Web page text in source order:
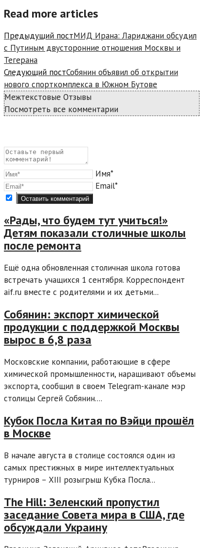
Read more articles
Предыдущий постМИД Ирана: Лариджани обсудил
с Путиным двусторонние отношения Москвы и
Тегерана
Следующий постСобянин объявил об открытии
нового спорткомплекса в Южном Бутове
Межтекстовые Отзывы
Посмотреть все комментарии
Имя*
Email*
«Рады, что будем тут учиться!»
Детям показали столичные школы
после ремонта
Ещё одна обновленная столичная школа готова
встречать учащихся 1 сентября. Корреспондент
aif.ru вместе с родителями и их детьми...
Собянин: экспорт химической
продукции с поддержкой Москвы
вырос в 6,8 раза
Московские компании, работающие в сфере
химической промышленности, наращивают объемы
экспорта, сообщил в своем Telegram-канале мэр
столицы Сергей Собянин....
Кубок Посла Китая по Вэйци прошёл
в Москве
В начале августа в столице состоялся один из
самых престижных в мире интеллектуальных
турниров – XIII розыгрыш Кубка Посла...
The Hill: Зеленский пропустил
заседание Совета мира в США, где
обсуждали Украину